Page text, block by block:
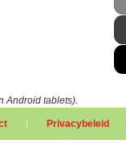
Android tablets).
| Privacybeleid